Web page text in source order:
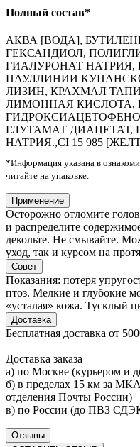
Полный состав*
АКВА [ВОДА],
ГЕКСАНДИОЛ,
ГИАЛУРОНАТ
ПАУЛЛИНИИ
ЛИЗИН, КРАХМАЛ
ЛИМОННАЯ КИСЛОТА,
ГЛУТАМАТ ДИАЦЕТАТ,
НАТРИЯ.,CI 15 985
*Информация указана в
читайте на упаковке.
Применение
Осторожно отломите
и распределите
декольте. Не смывайте.
уход, так и курсом на
Совет
Показания: потеря
птоз. Мелкие и глубокие
«усталая» кожа. Тусклый
Доставка
Бесплатная доставка от
Доставка заказа
а) по Москве (курьером
б) в пределах 15 км за
отделения Почты России)
в) по России (до ПВЗ
Отзывы